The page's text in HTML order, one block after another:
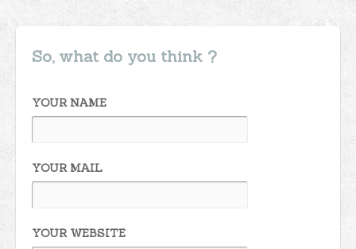
So, what do you think ?
YOUR NAME
YOUR MAIL
YOUR WEBSITE